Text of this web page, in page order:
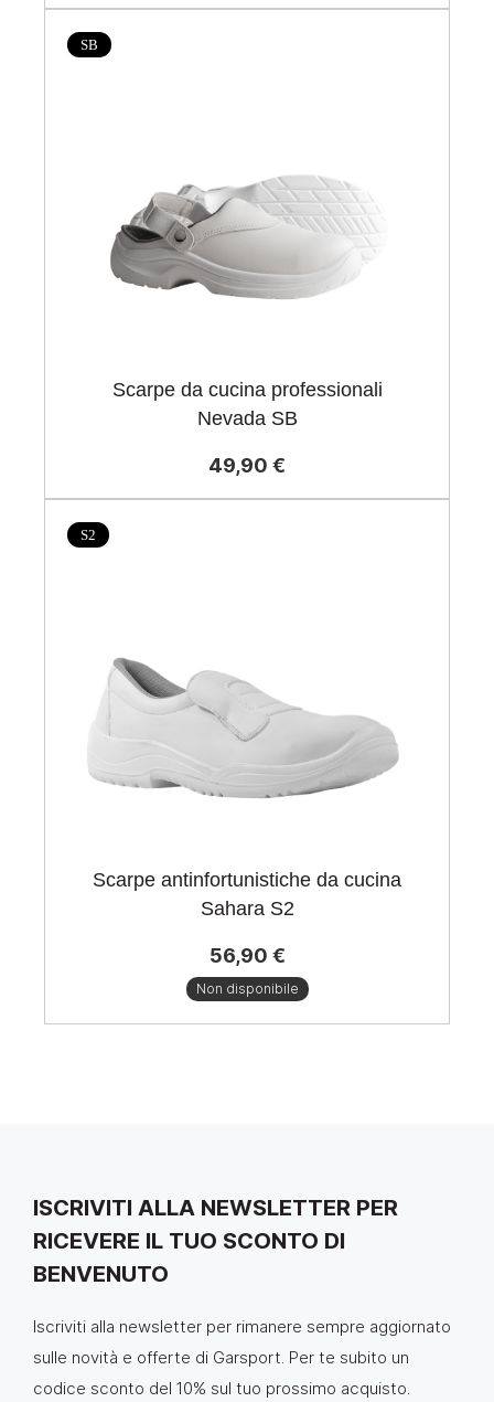
SB
Scarpe da cucina professionali
Nevada SB
49,90 €
S2
Scarpe antinfortunistiche da cucina
Sahara S2
56,90 €
Non disponibile
ISCRIVITI ALLA NEWSLETTER PER
RICEVERE IL TUO SCONTO DI
BENVENUTO
Iscriviti alla newsletter per rimanere sempre aggiornato
sulle novità e offerte di Garsport. Per te subito un
codice sconto del 10% sul tuo prossimo acquisto.